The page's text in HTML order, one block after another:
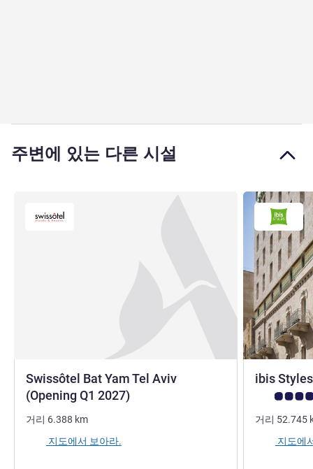
주변에 있는 다른 시설
Swissôtel Bat Yam Tel Aviv
(Opening Q1 2027)
거리 6.388 km
지도에서 보아라.
ibis
고객 평점
거리 52.745
지도에